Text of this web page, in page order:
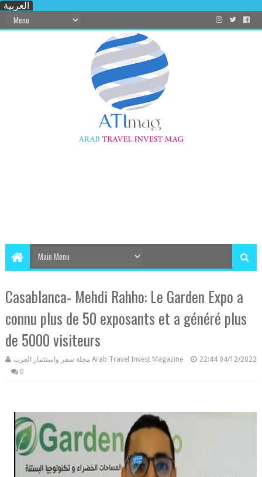
العربية
Casablanca- Mehdi Rahho: Le Garden Expo a
connu plus de 50 exposants et a généré plus
de 5000 visiteurs
مجلة سفر واستثمار العرب Arab Travel Invest Magazine 22:44 04/12/2022
0